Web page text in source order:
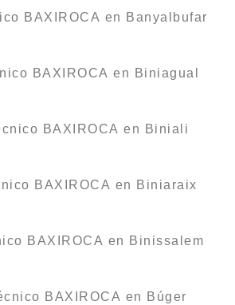
BAXIROCA en Banyalbufar
BAXIROCA en Biniagual
BAXIROCA en Biniali
BAXIROCA en Biniaraix
BAXIROCA en Binissalem
BAXIROCA en Búger